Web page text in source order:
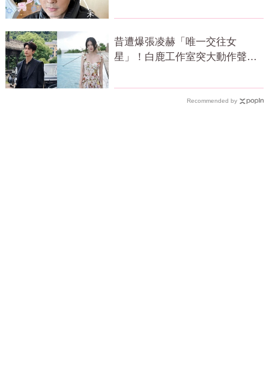
昔遭爆張凌赫「唯一交往女
星」！白鹿工作室突大動作聲
Recommended by